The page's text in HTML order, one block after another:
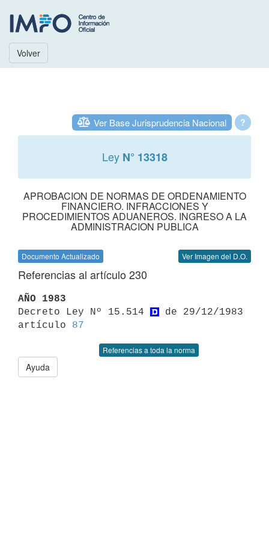
Volver
?
Ver Base Jurisprudencia Nacional
Ley N° 13318
APROBACION DE NORMAS DE ORDENAMIENTO
FINANCIERO. INFRACCIONES Y
PROCEDIMIENTOS ADUANEROS. INGRESO A LA
ADMINISTRACION PUBLICA
Documento Actualizado Ver Imagen del D.O.
Referencias al artículo 230
AÑO 1983
Decreto Ley Nº 15.514
de 29/12/1983
artículo 87
Referencias a toda la norma
Ayuda